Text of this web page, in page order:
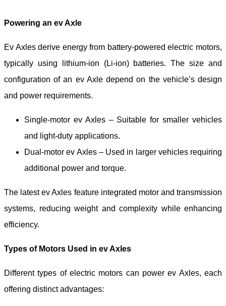
Powering an evAxle
Ev Axles derive energy from battery-powered electric motors,
typically using lithium-ion (Li-ion) batteries. The size and
configuration of an ev Axle depend on the vehicle’s design
and power requirements.
Single-motor ev Axles – Suitable for smaller vehicles
and light-duty applications.
Dual-motor ev Axles – Used in larger vehicles requiring
additional power and torque.
The latest evAxles feature integrated motor and transmission
systems, reducing weight and complexity while enhancing
efficiency.
Types of Motors Used in evAxles
Different types of electric motors can power ev Axles, each
offering distinct advantages: